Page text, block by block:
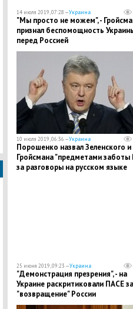
14 июля 2019, 07:28 —Украина
​"Мы просто не можем", -
признал беспомощность
перед Россией
10 июля 2019, 06:36 —Украина
Порошенко назвал Зеленского и
Гройсмана "предметами
за разговоры на русском языке
25 июня 2019, 09:23 —Украина
"Демонстрация презрения", - на
Украине раскритиковали ПАСЕ за
"возвращение" России